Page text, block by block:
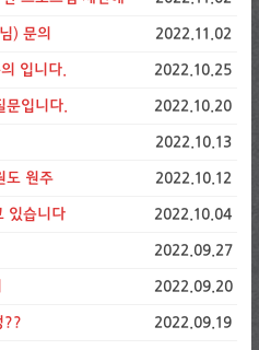
) 문의 2022.11.02
입니다. 2022.10.25
문입니다. 2022.10.20
2022.10.13
도 원주 2022.10.12
있습니다 2022.10.04
2022.09.27
2022.09.20
?? 2022.09.19